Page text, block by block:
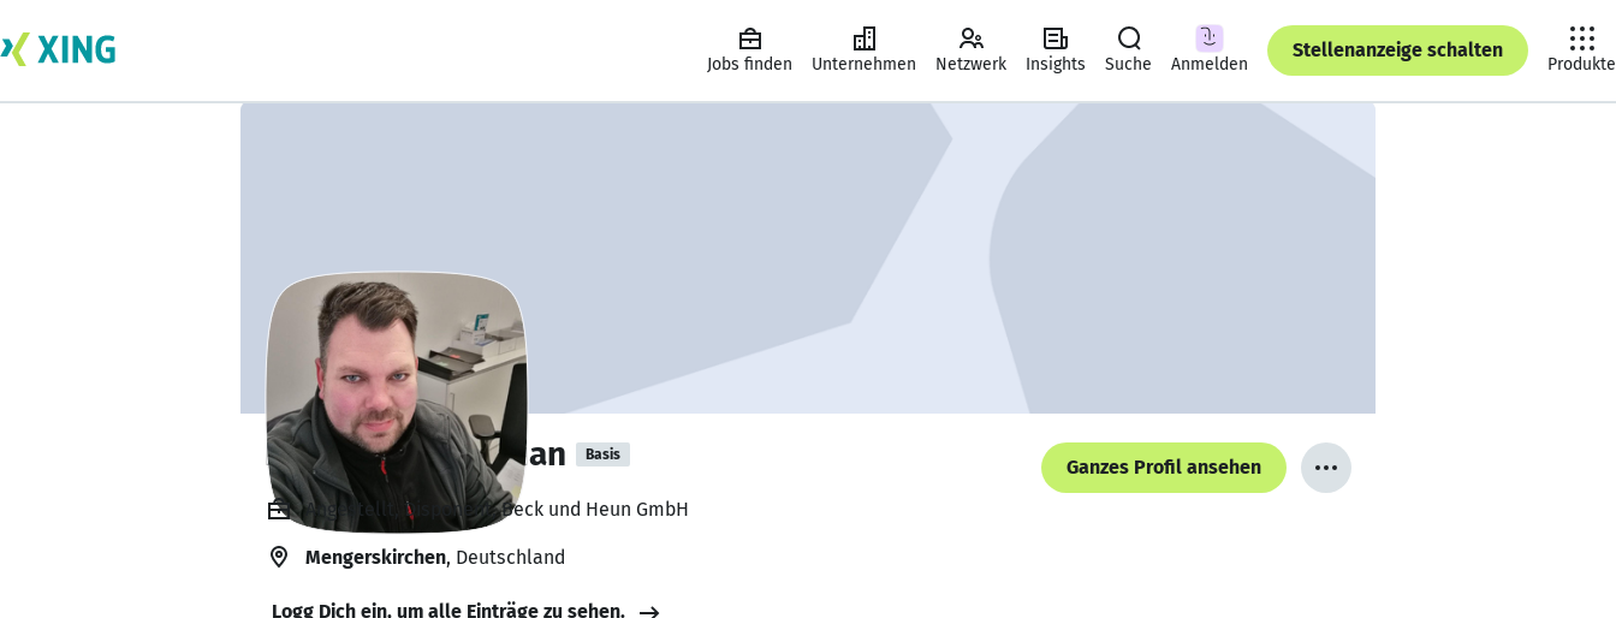
Jobs finden Unternehmen Netzwerk Insights Suche Anmelden
Stellenanzeige schalten
Produkte
Hermann Sebastian Basis
Ganzes Profil ansehen
Angestellt, Disponent, Beck und Heun GmbH
Mengerskirchen, Deutschland
Logg Dich ein, um alle Einträge zu sehen.